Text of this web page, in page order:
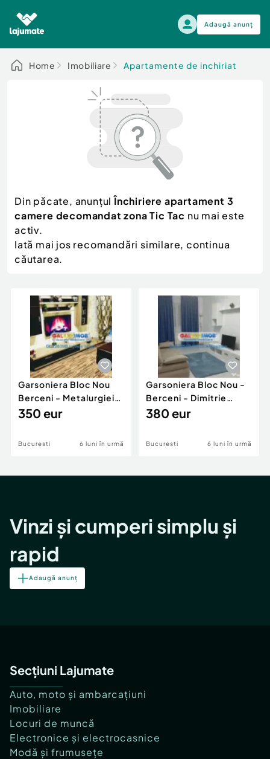
Adaugă anunț
Alege categoria
Auto, moto si ambarcatiuni
Electronice si electrocasnice
Mama si copilul
Moda si frumusete
Sport, timp liber, arta
Agro si Industrie
Animale de companie
Afaceri și echipamente profesionale
Inchiriere Bunuri si Vehicule
Auto, moto si ambarcatiuni
Scutere - ATV - UTV
Autoutilitare
Ambarcatiuni
Camioane - Rulote - Remorci
Motociclete
Piese auto si accesorii
Dacia Duster
Home Imobiliare Apartamente de inchiriat
Din păcate, anunțulÎnchiriere apartament 3
camere decomandat zona Tic Tac nu mai este
activ.
Iată mai jos recomandări similare, continua
căutarea.
Garsoniera Bloc Nou
Berceni - Metalurgiei
Park - Postalionul
350 eur
Bucuresti 6 luni în urmă
Garsoniera Bloc Nou -
Berceni - Dimitrie
Leonida
380 eur
Bucuresti 6 luni în urmă
Vinzi și cumperi simplu și
rapid
Adaugă anunț
Secțiuni Lajumate
Auto, moto și ambarcațiuni
Imobiliare
Locuri de muncă
Electronice și electrocasnice
Modă și frumusețe